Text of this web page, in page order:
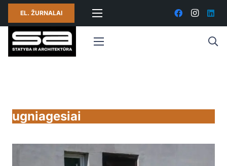
EL. ŽURNALAI
ugniagesiai